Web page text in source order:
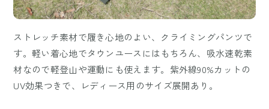
ストレッチ素材で履き心地のよい、クライミングパンツで
す。軽い着心地でタウンユースにはもちろん、吸水速乾素
材なので軽登山や運動にも使えます。紫外線90%カットの
UV効果つきで、レディース用のサイズ展開あり。